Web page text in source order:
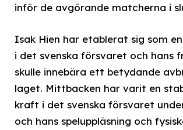
inför de avgörande matcherna i
Isak Hien har etablerat sig som
i det svenska försvaret och hans
skulle innebära ett betydande
laget. Mittbacken har varit en
kraft i det svenska försvaret
och hans speluppläsning och